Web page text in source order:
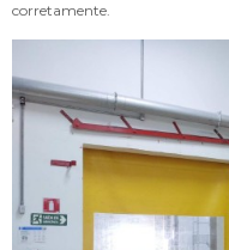
corretamente.